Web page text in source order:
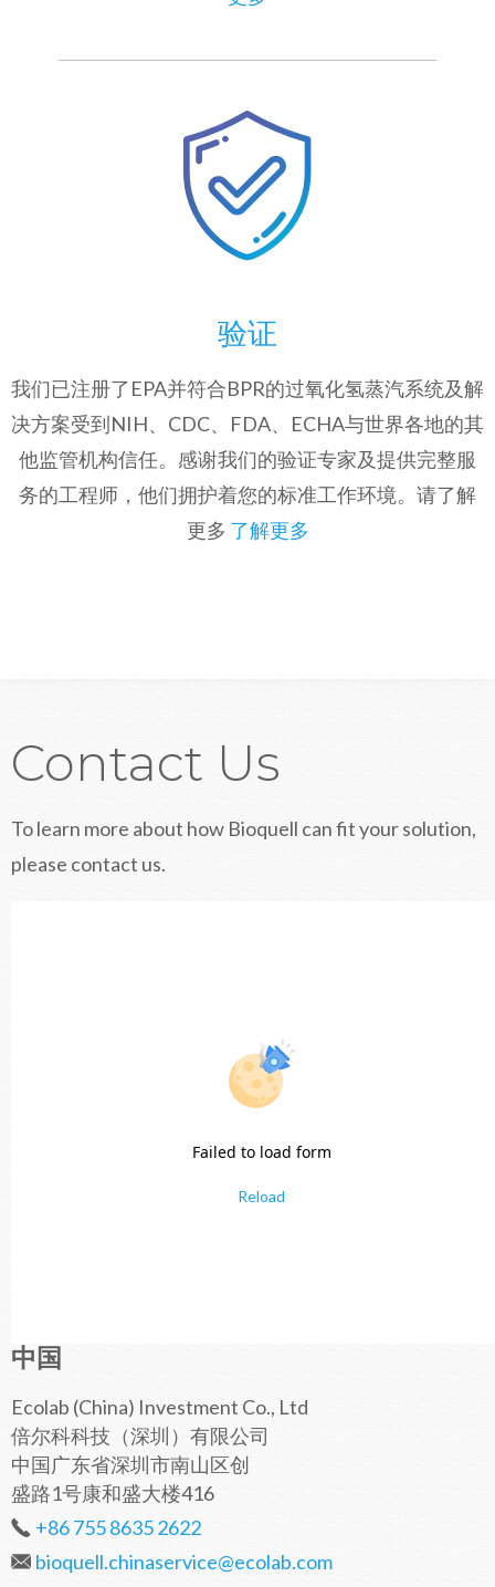
验证
我们已注册了EPA并符合BPR的过氧化氢蒸汽系统及解
决方案受到NIH、CDC、FDA、ECHA与世界各地的其
他监管机构信任。感谢我们的验证专家及提供完整服
务的工程师，他们拥护着您的标准工作环境。请了解
更多 了解更多
Contact Us
To learn more about how Bioquell can fit your solution,
please contact us.
Failed to load form
Reload
中国
Ecolab (China) Investment Co., Ltd
倍尔科科技（深圳）有限公司
中国广东省深圳市南山区创
盛路1号康和盛大楼416
+86 755 8635 2622
bioquell.chinaservice@ecolab.com